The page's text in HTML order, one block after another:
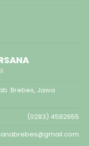
Brebes, Jawa
(0283) 4582655